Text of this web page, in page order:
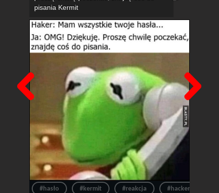
pisania Kermit
#hasło #kermit #reakcja #hacker